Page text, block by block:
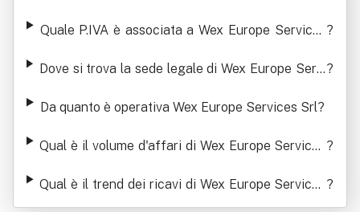
Quale P.IVA è associata a Wex Europe Services ?
Dove si trova la sede legale di Wex Europe Servi?
Da quanto è operativa Wex Europe Services Srl?
Qual è il volume d'affari di Wex Europe Services ?
Qual è il trend dei ricavi di Wex Europe Services
Srl
?